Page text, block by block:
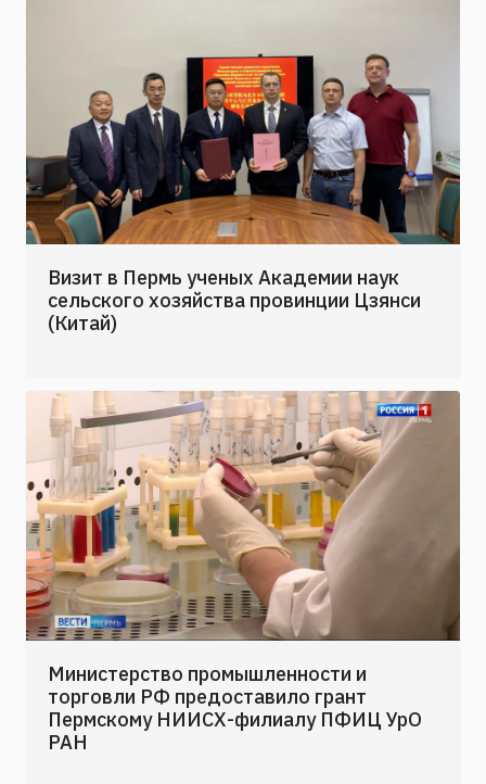
Визит в Пермь ученых Академии наук
сельского хозяйства провинции Цзянси
(Китай)
Министерство промышленности и
торговли РФ предоставило грант
Пермскому НИИСХ-филиалу ПФИЦ УрО
РАН